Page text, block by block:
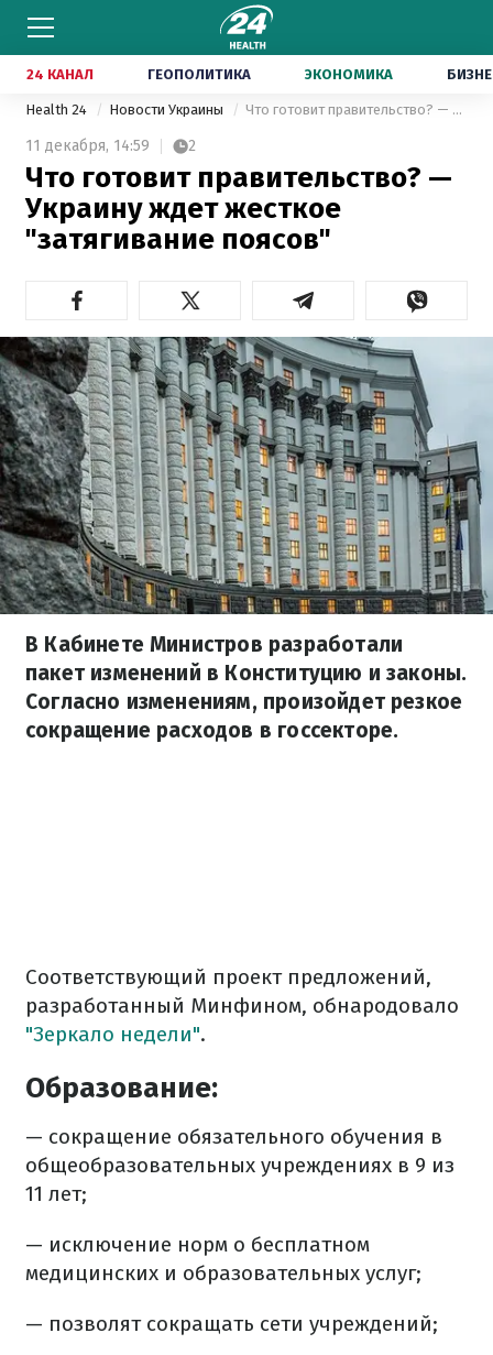
24 КАНАЛ ГЕОПОЛИТИКА ЭКОНОМИКА
Health 24 Новости Украины Что готовит правительство? — Украину ждет жесткое "затягивание поясов"
11 декабря, 14:59 2
Что готовит правительство? —
Украину ждет жесткое
"затягивание поясов"
В Кабинете Министров разработали
пакет изменений в Конституцию и законы.
Согласно изменениям, произойдет резкое
сокращение расходов в госсекторе.
Соответствующий проект предложений,
разработанный Минфином, обнародовало
"Зеркало недели".
Образование:
— сокращение обязательного обучения в
общеобразовательных учреждениях в 9 из
11 лет;
— исключение норм о бесплатном
медицинских и образовательных услуг;
— позволят сокращать сети учреждений;